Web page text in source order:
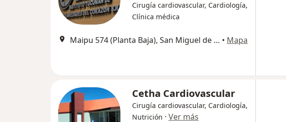
Cirugía cardiovascular, Cardiología,
Clínica médica
Maipu 574 (Planta Baja), San Miguel de Tucumán • Mapa
Cetha Cardiovascular
Cirugía cardiovascular, Cardiología,
Nutrición · Ver más